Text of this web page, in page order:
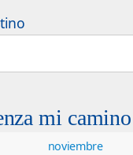
mi
noviembre